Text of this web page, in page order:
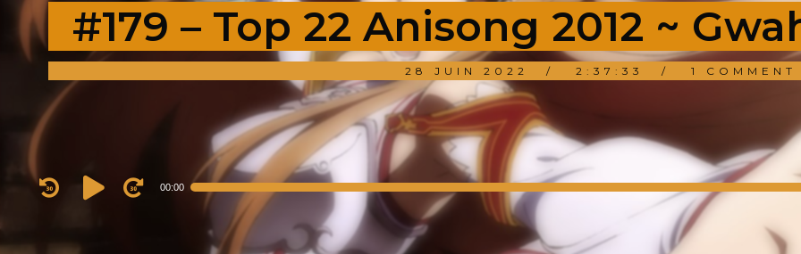
#179 – Top 22 Anisong 2012 ~
28 JUIN 2022 2:37:33 1 COMMENT
Audio
00:00